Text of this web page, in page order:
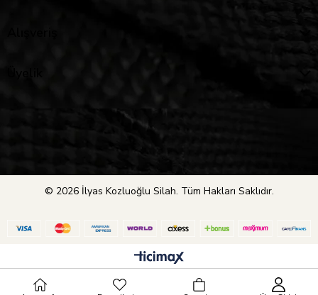
© 2026 İlyas Kozluoğlu Silah. Tüm Hakları Saklıdır.